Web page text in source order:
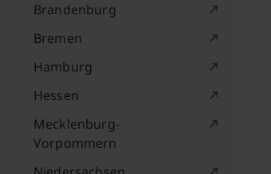
Brandenburg
Bremen
Hamburg
Hessen
Mecklenburg-
Vorpommern